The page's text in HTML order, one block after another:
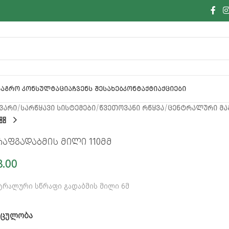
ᲐᲒᲠᲝ ᲙᲝᲜᲡᲣᲚᲢᲐᲪᲘᲐᲩᲕᲔᲜᲡ ᲨᲔᲡᲐᲮᲔᲑᲙᲝᲜᲢᲐᲥᲢᲘᲐᲥᲪᲘᲔᲑᲘ
ᲡᲐᲠᲬᲧᲐᲕᲘ ᲡᲘᲡᲢᲔᲛᲔᲑᲘ ᲬᲕᲔᲗᲝᲕᲐᲜᲘ ᲠᲬᲧᲕᲐ ᲪᲔᲜᲢᲠᲐᲚᲣᲠᲘ
მილი 110მმ
სწრაფი გადაბმის მილი 6მ